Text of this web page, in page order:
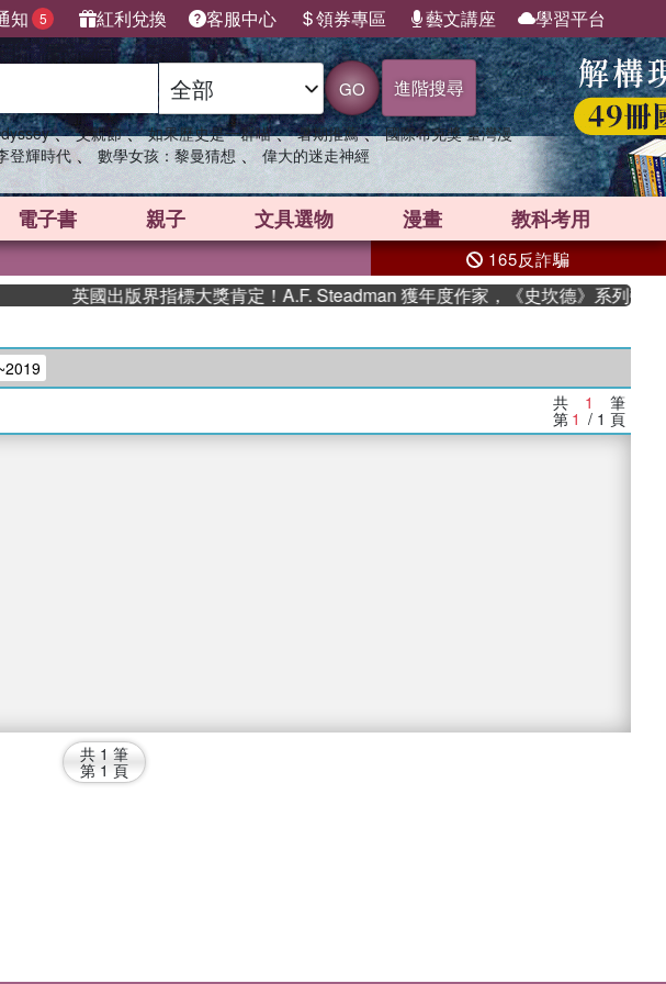
知 5 紅利兌換 客服中心 領券專區 藝文講座 學習平台
GO 進階搜尋
、 父親節 、 如果歷史是一群喵 、 暑期推薦 、 國際布克獎 臺灣漫
登輝時代 、 數學女孩：黎曼猜想 、 偉大的迷走神經
電子書 親子 文具選物 漫畫 教科考用
165反詐騙
英國出版界指標大獎肯定！A.F. Steadman 獲年度作家，《史坎德》系列帶你踏
共 1 筆
第 1 / 1 頁
共 1 筆
第 1 頁